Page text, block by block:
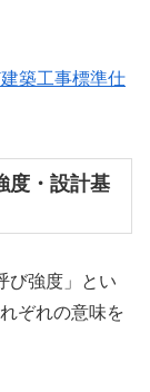
築工事標準仕
度・設計基
び強度」とい
ぞれの意味を